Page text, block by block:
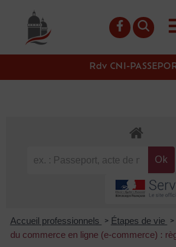
principal
Rdv CNI-
Accueil professionnels > Étapes de vie >
du commerce en ligne (e-commerce) :